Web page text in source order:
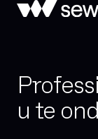
IPBX
IPv4
u te